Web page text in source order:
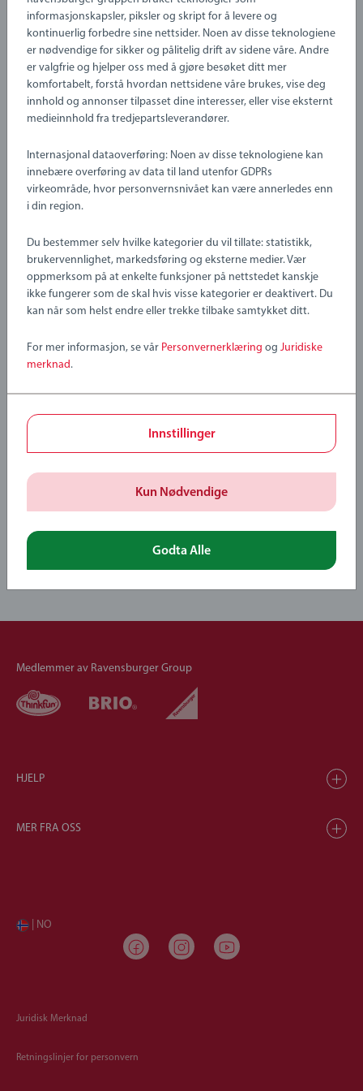
kommer i lyse farger med en høyglanset finish.
Utforsk former: Barna vil ha timevis med moro med denne
sorteringsboksen i tre, mens de oppdager og lærer å
gjenkjenne ulike former. Den leveres med seks 3D-former, og
i tillegg har den en praktisk uttrekkbar skuff der man kan
fullført. Som alle BRIO-leker er sorteringsboksen laget av
materialer av høy kvalitet og trygge deler, og kommer nå i
nye, lyse farger med høyglanset overflate.
Sorteringsboksen inneholder: 1 x sorteringsboks, 6 x 3D-
former.
Artikkelnummer:
63025000
EAN:
7312350302509
Warning and manufacturer information
Leker som vokser på
trær
Tre er en av BRIOs sterkeste egenskaper, og mange av
stolte av å kunne si at alt trevirke som brukes i lekene våre,
-sertifiserte kilder (FSC
Medlemmer av Ravensburger Group
HJELP
MER FRA OSS
| NO
Juridisk Merknad
Retningslinjer for personvern
informasjonskapsler, piksler og skript for å levere og
kontinuerlig forbedre sine nettsider. Noen av disse teknologiene
er nødvendige for sikker og pålitelig drift av sidene våre. Andre
er valgfrie og hjelper oss med å gjøre besøket ditt mer
komfortabelt, forstå hvordan nettsidene våre brukes, vise deg
innhold og annonser tilpasset dine interesser, eller vise eksternt
medieinnhold fra tredjepartsleverandører.
Internasjonal dataoverføring: Noen av disse teknologiene kan
innebære overføring av data til land utenfor GDPRs
virkeområde, hvor personvernsnivået kan være annerledes enn
i din region.
Du bestemmer selv hvilke kategorier du vil tillate: statistikk,
brukervennlighet, markedsføring og eksterne medier. Vær
oppmerksom på at enkelte funksjoner på nettstedet kanskje
ikke fungerer som de skal hvis visse kategorier er deaktivert. Du
kan når som helst endre eller trekke tilbake samtykket ditt.
For mer informasjon, se vår Personvernerklæring og Juridiske
merknad.
Innstillinger
Kun Nødvendige
Godta Alle